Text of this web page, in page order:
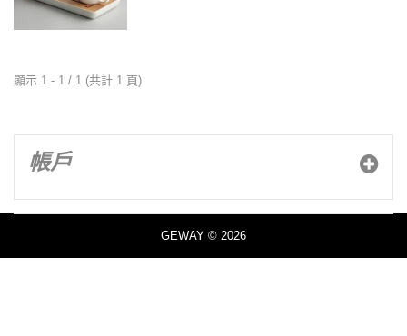
顯示 1 - 1 / 1 (共計 1 頁)
帳戶
GEWAY © 2026